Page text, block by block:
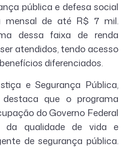
pública e defesa social
mensal de até R$ 7 mil.
dessa faixa de renda
atendidos, tendo acesso
diferenciados.
e Segurança Pública,
destaca que o programa
do Governo Federal
da qualidade de vida e
de segurança pública.